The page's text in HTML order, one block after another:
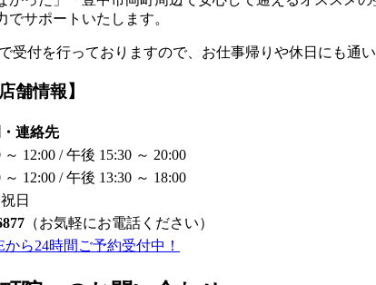
サポートいたします。
受付を行っておりますので、お仕事帰りや休日にも通
舗情報】
連絡先
～ 12:00 / 午後 15:30 ～ 20:00
～ 12:00 / 午後 13:30 ～ 18:00
日
（お気軽にお電話ください）
ら24時間ご予約受付中！